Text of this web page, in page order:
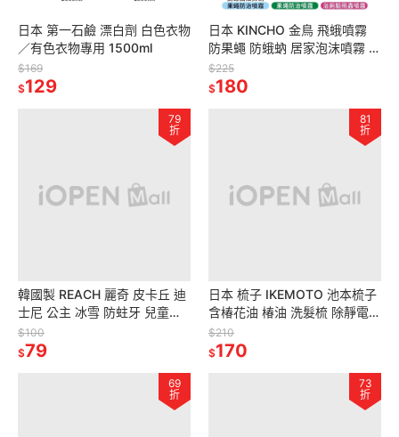
日本 第一石鹼 漂白劑 白色衣物
／有色衣物專用 1500ml
$169
$129
日本 KINCHO 金鳥 飛蛾噴霧
防果蠅 防蛾蚋 居家泡沫噴霧 排
水口 浴廁 廚餘 300ml
$225
$180
79
折
韓國製 REACH 麗奇 皮卡丘 迪
士尼 公主 冰雪 防蛀牙 兒童牙
膏 兒童牙刷 多款任選
$100
$79
81
折
日本 梳子 IKEMOTO 池本梳子
含椿花油 椿油 洗髮梳 除靜電
按摩梳
$210
$170
69
折
73
折